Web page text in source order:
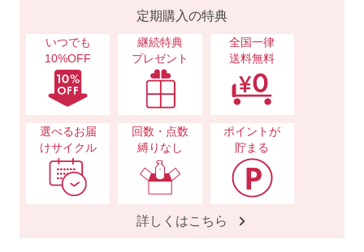
定期購入の特典
いつでも
10%OFF
継続特典
プレゼント
全国一律
送料無料
選べるお届
けサイクル
回数・点数
縛りなし
ポイントが
貯まる
詳しくはこちら